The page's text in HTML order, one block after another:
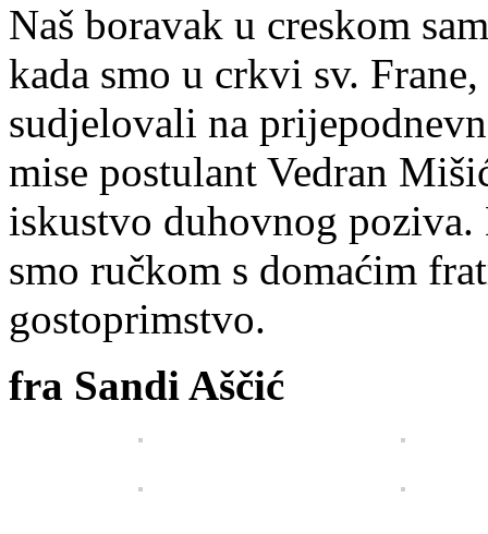
Naš boravak u creskom
kada smo u crkvi sv.
sudjelovali na
mise postulant Vedran
iskustvo duhovnog
smo ručkom s domaćim
gostoprimstvo.
fra Sandi Aščić